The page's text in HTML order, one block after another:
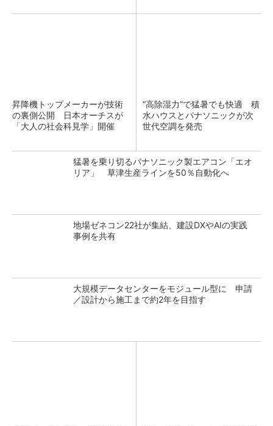
昇降機トップメーカーが技術
の裏側公開 日本オーチスが
「大人の社会科見学」開催
“高除湿力”で猛暑でも快適 積
水ハウスとパナソニックが次
世代空調を発売
猛暑を乗り切るパナソニック製エアコン「エオ
リア」 草津生産ラインを50％自動化へ
地場ゼネコン22社が集結、建設DXやAIの実践
事例を共有
大規模データセンターをモジュール型に 申請
／設計から施工まで約2年を目指す